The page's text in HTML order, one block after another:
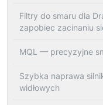
Filtry do smaru dla
zapobiec zacinaniu
MQL — precyzyjne
Szybka naprawa
widłowych